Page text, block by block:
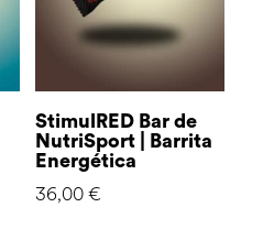
StimulRED Bar de
NutriSport | Barrita
Energética
36,00€